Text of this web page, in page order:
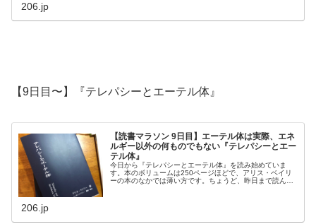
206.jp
【9日目〜】『テレパシーとエーテル体』
【読書マラソン 9日目】エーテル体は実際、エネ
ルギー以外の何ものでもない『テレパシーとエー
テル体』
今日から『テレパシーとエーテル体』を読み始めていま
す。本のボリュームは250ページほどで、アリス・ベイリ
ーの本のなかでは薄い方です。ちょうど、昨日まで読んで
206.jp